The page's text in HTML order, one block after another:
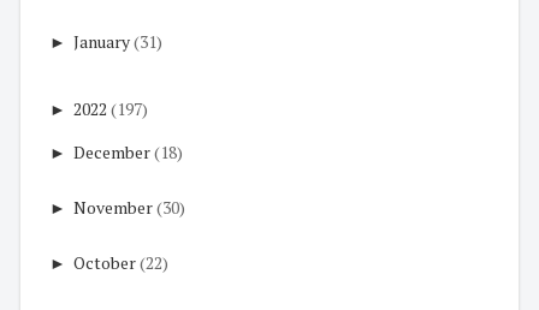
► January(31)
► 2022 (197)
► December(18)
► November(30)
► October(22)